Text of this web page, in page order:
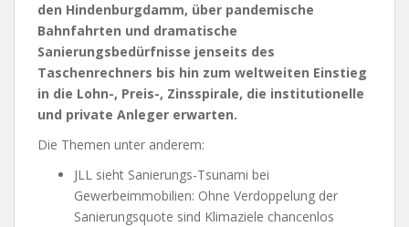
den Hindenburgdamm, über pandemische
Bahnfahrten und dramatische
Sanierungsbedürfnisse jenseits des
Taschenrechners bis hin zum weltweiten Einstieg
in die Lohn-, Preis-, Zinsspirale, die institutionelle
und private Anleger erwarten.
Die Themen unter anderem:
JLL sieht Sanierungs-Tsunami bei
Gewerbeimmobilien: Ohne Verdoppelung der
Sanierungsquote sind Klimaziele chancenlos